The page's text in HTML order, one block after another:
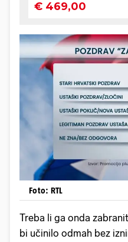
Foto: RTL
Treba li ga onda
bi učinilo odmah bez